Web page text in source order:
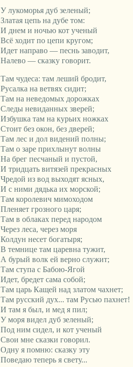
У лукоморья дуб зеленый;
Златая цепь на дубе том:
И днем и ночью кот ученый
Всё ходит по цепи кругом;
Идет направо — песнь заводит,
Налево — сказку говорит.
Там чудеса: там леший бродит,
Русалка на ветвях сидит;
Там на неведомых дорожках
Следы невиданных зверей;
Избушка там на курьих ножках
Стоит без окон, без дверей;
Там лес и дол видений полны;
Там о заре прихлынут волны
На брег песчаный и пустой,
И тридцать витязей прекрасных
Чредой из вод выходят ясных,
И с ними дядька их морской;
Там королевич мимоходом
Пленяет грозного царя;
Там в облаках перед народом
Через леса, через моря
Колдун несет богатыря;
В темнице там царевна тужит,
А бурый волк ей верно служит;
Там ступа с Бабою-Ягой
Идет, бредет сама собой;
Там царь Кащей над златом чахнет;
Там русский дух... там Русью пахнет!
И там я был, и мед я пил;
У моря видел дуб зеленый;
Под ним сидел, и кот ученый
Свои мне сказки говорил.
Одну я помню: сказку эту
Поведаю теперь я свету...